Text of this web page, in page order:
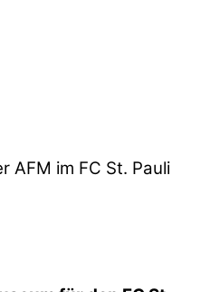
AFM im FC St. Pauli